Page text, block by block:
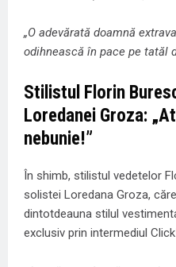
„O adevărată doamnă
odihnească în pace pe tatăl
Stilistul Florin
Loredanei Groza:
nebunie!”
În shimb, stilistul vedetelor
solistei Loredana Groza,
dintotdeauna stilul
exclusiv prin intermediul